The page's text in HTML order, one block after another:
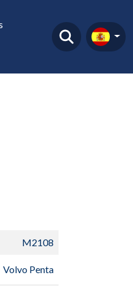
M2108
Volvo Penta